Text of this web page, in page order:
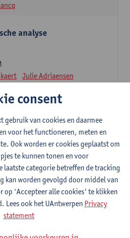
analyse
Julie Adriaensen
Christine Lippens
methoden
en kansrekenen
der Veeken
consent
gebruik van cookies en daarmee
voor het functioneren, meten en
Ook worden er cookies geplaatst om
te kunnen tonen en voor
laatste categorie betreffen de tracking
kan worden gevolgd door middel van
op 'Accepteer alle cookies' te klikken
Lees ook het UAntwerpen Privacy
statement